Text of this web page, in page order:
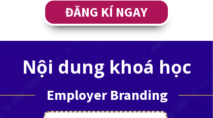
ĐĂNG KÍ NGAY
Nội dung khoá học
Employer Branding